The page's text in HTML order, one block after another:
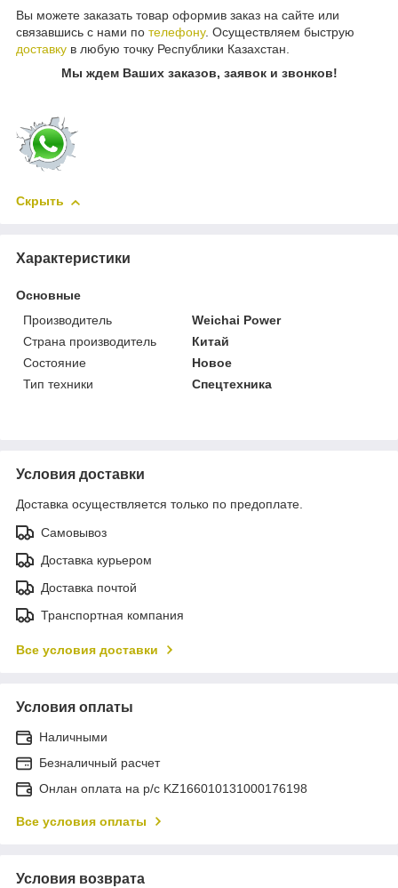
Вы можете заказать товар оформив заказ на сайте или
связавшись с нами по телефону. Осуществляем быструю
доставку в любую точку Республики Казахстан.
Мы ждем Ваших заказов, заявок и звонков!
Скрыть
Характеристики
Основные
Производитель
Weichai Power
Страна производитель
Китай
Состояние
Новое
Тип техники
Спецтехника
Условия доставки
Доставка осуществляется только по предоплате.
Самовывоз
Доставка курьером
Доставка почтой
Транспортная компания
Все условия доставки
Условия оплаты
Наличными
Безналичный расчет
Онлан оплата на р/с KZ166010131000176198
Все условия оплаты
Условия возврата